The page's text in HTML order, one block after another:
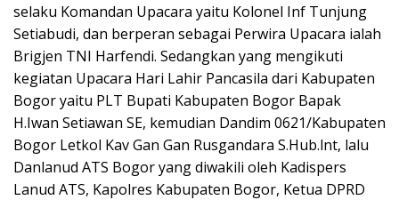
selaku Komandan Upacara yaitu Kolonel Inf Tunjung
Setiabudi, dan berperan sebagai Perwira Upacara ialah
Brigjen TNI Harfendi. Sedangkan yang mengikuti
kegiatan Upacara Hari Lahir Pancasila dari Kabupaten
Bogor yaitu PLT Bupati Kabupaten Bogor Bapak
H.Iwan Setiawan SE, kemudian Dandim 0621/Kabupaten
Bogor Letkol Kav Gan Gan Rusgandara S.Hub.lnt, lalu
Danlanud ATS Bogor yang diwakili oleh Kadispers
Lanud ATS, Kapolres Kabupaten Bogor, Ketua DPRD